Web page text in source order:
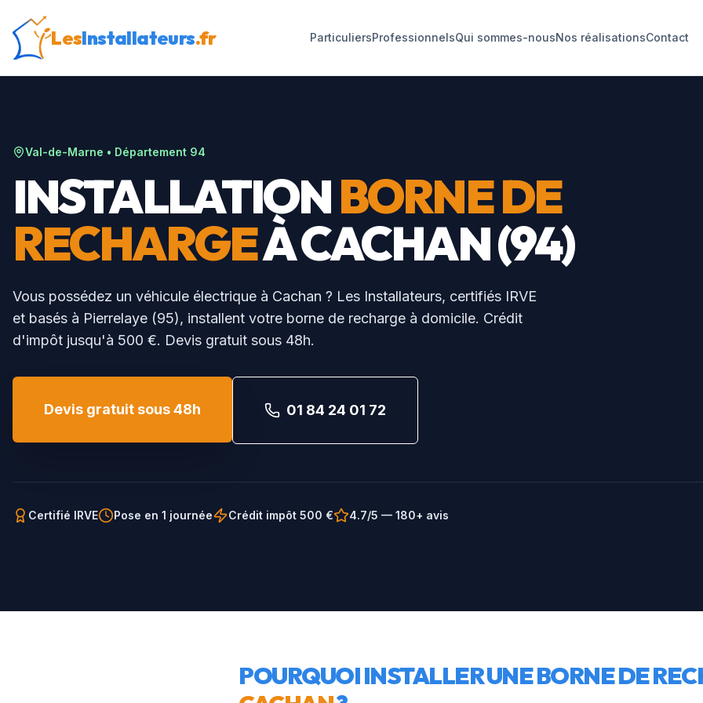
LesInstallateurs.fr ParticuliersProfessionnelsQui sommes-nousNos réalisationsContact
Val-de-Marne • Département 94
INSTALLATIONBORNE DE
RECHARGEÀCACHAN(94)
Vous possédez un véhicule électrique à Cachan ? Les Installateurs, certifiés IRVE
et basés à Pierrelaye (95), installent votre borne de recharge à domicile. Crédit
d'impôt jusqu'à 500 €. Devis gratuit sous 48h.
Devis gratuit sous 48h 01 84 24 01 72
Certifié IRVE Pose en 1 journée Crédit impôt 500 € 4.7/5 — 180+ avis
POURQUOI INSTALLER UNE BORNE DE